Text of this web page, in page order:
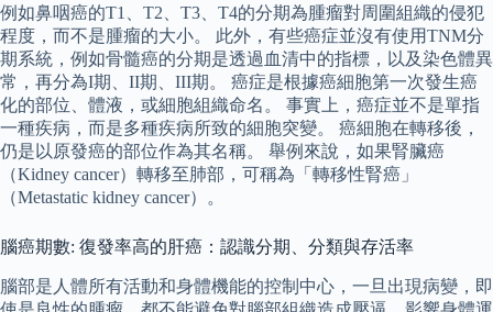
例如鼻咽癌的T1、T2、T3、T4的分期為腫瘤對周圍組織的侵犯
程度，而不是腫瘤的大小。 此外，有些癌症並沒有使用TNM分
期系統，例如骨髓癌的分期是透過血清中的指標，以及染色體異
常，再分為I期、II期、III期。 癌症是根據癌細胞第一次發生癌
化的部位、體液，或細胞組織命名。 事實上，癌症並不是單指
一種疾病，而是多種疾病所致的細胞突變。 癌細胞在轉移後，
仍是以原發癌的部位作為其名稱。 舉例來說，如果腎臟癌
（Kidney cancer）轉移至肺部，可稱為「轉移性腎癌」
（Metastatic kidney cancer）。
腦癌期數: 復發率高的肝癌：認識分期、分類與存活率
腦部是人體所有活動和身體機能的控制中心，一旦出現病變，即